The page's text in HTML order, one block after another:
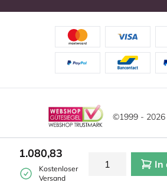
1.080,83
Kostenloser
Versand
In
©1999 -
Haftungsausschluss
Allgemeine Geschäftsbedingungen